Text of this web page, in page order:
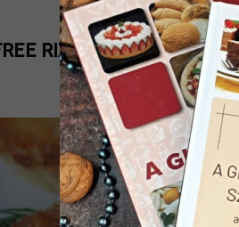
RIZSLISZTTEL,
TÖLTELÉKKEL